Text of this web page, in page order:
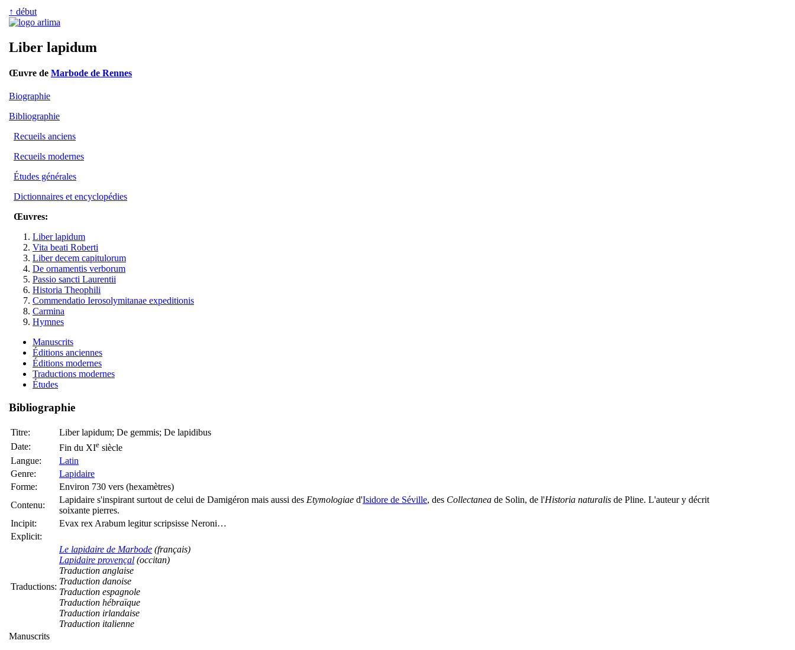
↑ début
Liber lapidum
Œuvre de Marbode de Rennes
Biographie
Bibliographie
Recueils anciens
Recueils modernes
Études générales
Dictionnaires et encyclopédies
Œuvres:
Liber lapidum
Vita beati Roberti
Liber decem capitulorum
De ornamentis verborum
Passio sancti Laurentii
Historia Theophili
Commendatio Ierosolymitanae expeditionis
Carmina
Hymnes
Manuscrits
Éditions anciennes
Éditions modernes
Traductions modernes
Études
Bibliographie
Titre:
Liber lapidum; De gemmis; De lapidibus
Date:
Fin du XIe siècle
Langue:
Latin
Genre:
Lapidaire
Forme:
Environ 730 vers (hexamètres)
Contenu:
Lapidaire s'inspirant surtout de celui de Damigéron mais aussi des Etymologiae d'Isidore de Séville, des Collectanea de Solin, de l'Historia naturalis de Pline. L'auteur y décrit
soixante pierres.
Incipit:
Evax rex Arabum legitur scripsisse Neroni…
Explicit:
Traductions:
Le lapidaire de Marbode (français)
Lapidaire provençal (occitan)
Traduction anglaise
Traduction danoise
Traduction espagnole
Traduction hébraïque
Traduction irlandaise
Traduction italienne
Manuscrits